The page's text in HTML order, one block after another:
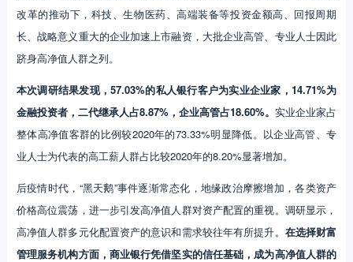
改革的推动下，科技、生物医药、高端装备等投资金额高、回报周期
长、战略意义重大的企业加速上市融资，大批企业高管、专业人士因此
跻身高净值人群之列。
本次调研结果发现，57.03%的私人银行客户为实业企业家，14.71%为
金融投资者，二代继承人占8.87%，企业高管占18.60%。实业企业家占
整体高净值客群的比例较2020年的73.33%明显降低。以企业高管、专
业人士为代表的高工薪人群占比较2020年的8.20%显著增加。
后疫情时代，“黑天鹅”事件逐渐常态化，地缘政治摩擦增加，各类资产
价格高位震荡，进一步引发高净值人群对资产配置的重视。调研显示，
高净值人群多元化配置资产的意识和需求较往年有所提升。 在选择财富
管理服务机构方面，商业银行凭借坚实的信任基础，成为高净值人群的